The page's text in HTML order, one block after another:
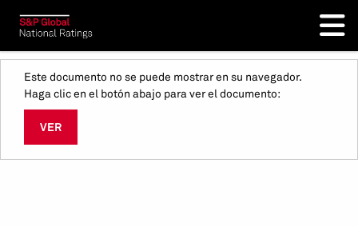
Este documento no se puede mostrar en su navegador.
Haga clic en el botón abajo para ver el documento:
VER